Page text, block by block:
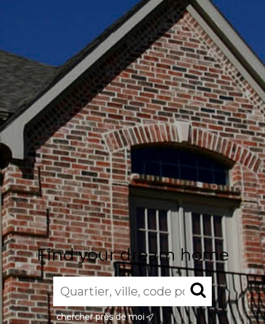
Find your dream home
chercher près de moi